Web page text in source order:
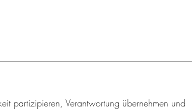
partizipieren, Verantwortung übernehmen und